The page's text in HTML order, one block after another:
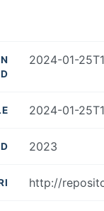
2024-01-
2024-01-
2023
http://